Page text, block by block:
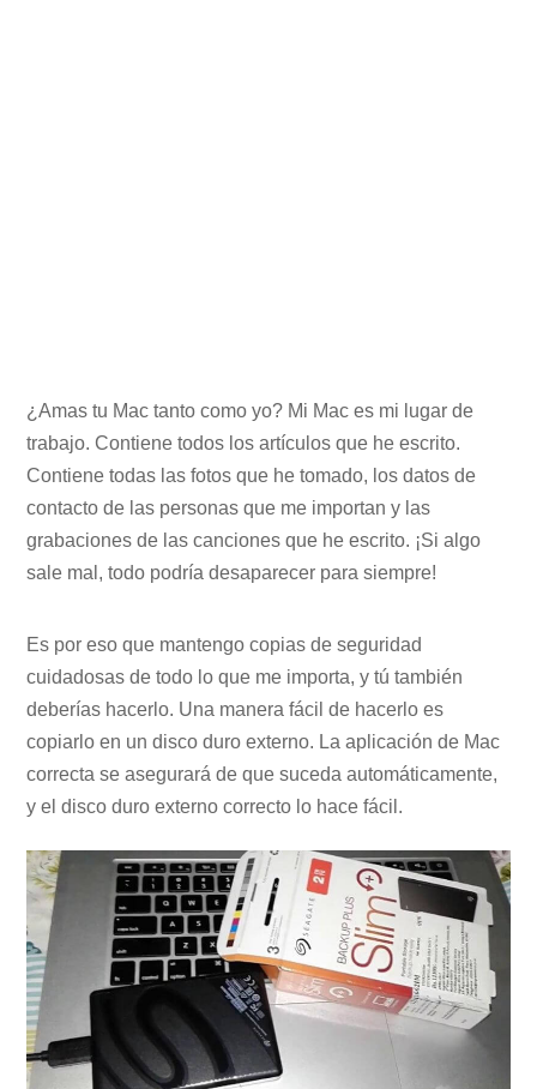
¿Amas tu Mac tanto como yo? Mi Mac es mi lugar de
trabajo. Contiene todos los artículos que he escrito.
Contiene todas las fotos que he tomado, los datos de
contacto de las personas que me importan y las
grabaciones de las canciones que he escrito. ¡Si algo
sale mal, todo podría desaparecer para siempre!
Es por eso que mantengo copias de seguridad
cuidadosas de todo lo que me importa, y tú también
deberías hacerlo. Una manera fácil de hacerlo es
copiarlo en un disco duro externo. La aplicación de Mac
correcta se asegurará de que suceda automáticamente,
y el disco duro externo correcto lo hace fácil.